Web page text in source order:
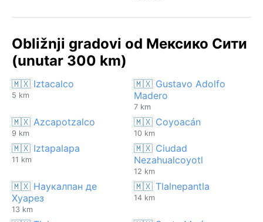
Obližnji gradovi od Мексико Сити
(unutar 300 km)
🇲🇽 Iztacalco
5 km
🇲🇽 Gustavo Adolfo
Madero
7 km
🇲🇽 Azcapotzalco
9 km
🇲🇽 Coyoacán
10 km
🇲🇽 Iztapalapa
11 km
🇲🇽 Ciudad
Nezahualcoyotl
12 km
🇲🇽 Наукалпан де
Хуарез
13 km
🇲🇽 Tlalnepantla
14 km